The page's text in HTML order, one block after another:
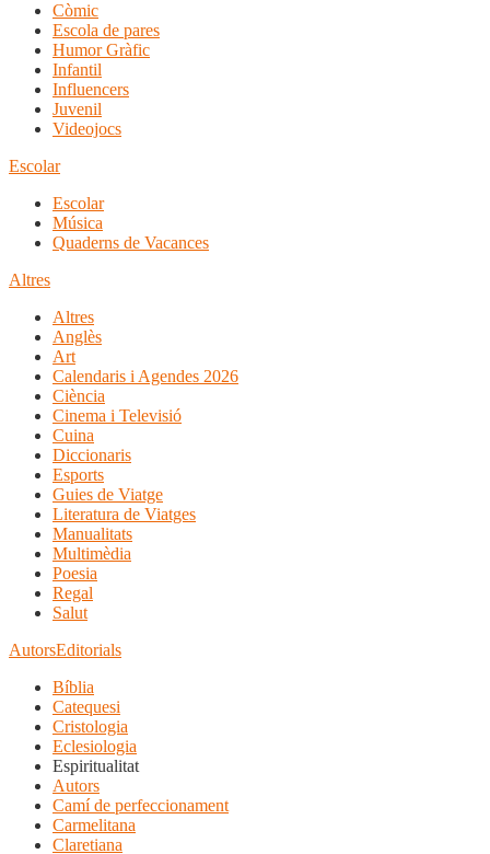
Còmic
Escola de pares
Humor Gràfic
Infantil
Influencers
Juvenil
Videojocs
Escolar
Escolar
Música
Quaderns de Vacances
Altres
Altres
Anglès
Art
Calendaris i Agendes 2026
Ciència
Cinema i Televisió
Cuina
Diccionaris
Esports
Guies de Viatge
Literatura de Viatges
Manualitats
Multimèdia
Poesia
Regal
Salut
AutorsEditorials
Bíblia
Catequesi
Cristologia
Eclesiologia
Espiritualitat
Autors
Camí de perfeccionament
Carmelitana
Claretiana